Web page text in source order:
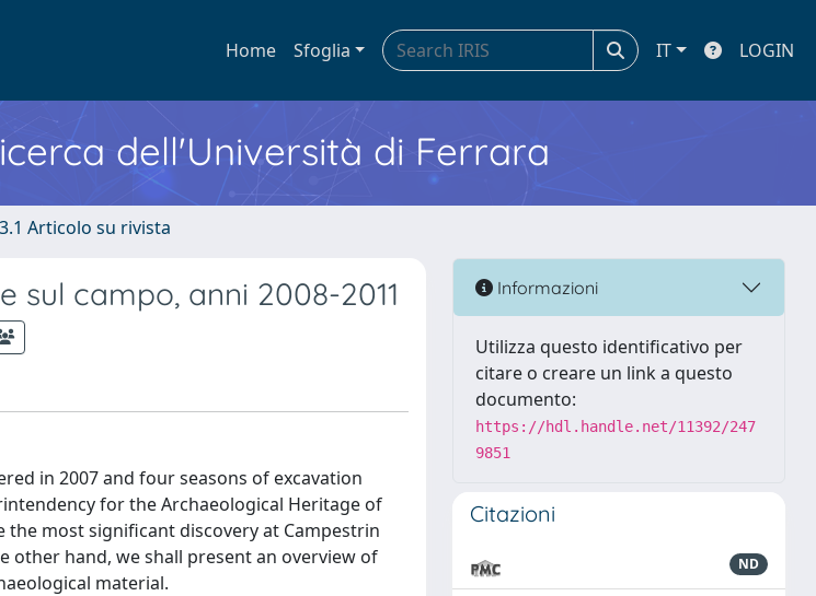
Home Sfoglia IT LOGIN
dell'Università di Ferrara
Articolo su rivista
sul campo, anni 2008-2011
in 2007 and four seasons of excavation
for the Archaeological Heritage of
most significant discovery at Campestrin
other hand, we shall present an overview of
material.
Informazioni
Utilizza questo identificativo per
citare o creare un link a questo
documento:
https://hdl.handle.net/11392/247
9851
Citazioni
ND